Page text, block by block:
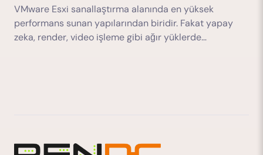
VMware Esxi sanallaştırma alanında en yüksek
performans sunan yapılarından biridir. Fakat yapay
zeka, render, video işleme gibi ağır yüklerde…